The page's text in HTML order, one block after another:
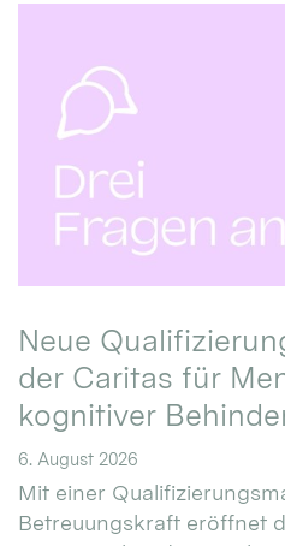
Neue
der Caritas für
kognitiver
6. August 2026
Mit einer
Betreuungskraft eröffnet